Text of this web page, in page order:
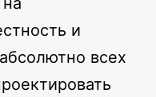
и
всех